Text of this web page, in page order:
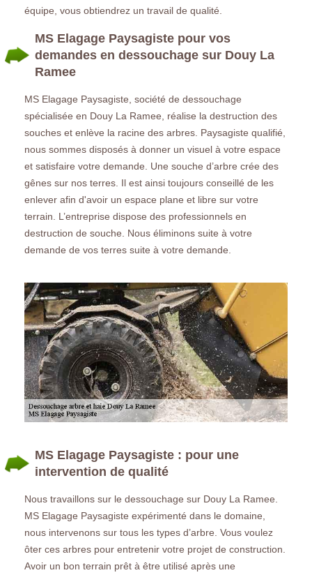
équipe, vous obtiendrez un travail de qualité.
MS Elagage Paysagiste pour vos
demandes en dessouchage sur Douy La
Ramee
MS Elagage Paysagiste, société de dessouchage
spécialisée en Douy La Ramee, réalise la destruction des
souches et enlève la racine des arbres. Paysagiste qualifié,
nous sommes disposés à donner un visuel à votre espace
et satisfaire votre demande. Une souche d’arbre crée des
gênes sur nos terres. Il est ainsi toujours conseillé de les
enlever afin d'avoir un espace plane et libre sur votre
terrain. L’entreprise dispose des professionnels en
destruction de souche. Nous éliminons suite à votre
demande de vos terres suite à votre demande.
MS Elagage Paysagiste : pour une
intervention de qualité
Nous travaillons sur le dessouchage sur Douy La Ramee.
MS Elagage Paysagiste expérimenté dans le domaine,
nous intervenons sur tous les types d’arbre. Vous voulez
ôter ces arbres pour entretenir votre projet de construction.
Avoir un bon terrain prêt à être utilisé après une